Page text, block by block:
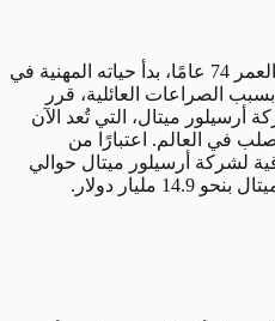
لاكشمي نيواس ميتال، البالغ من العمر 74 عامًا، بدأ حياته المهنية في
الصراعات العائلية، قرر
أرسيلور ميتال، التي تُعد الآن
في العالم. اعتبارًا من
السوقية لشركة أرسيلور ميتال حوالي